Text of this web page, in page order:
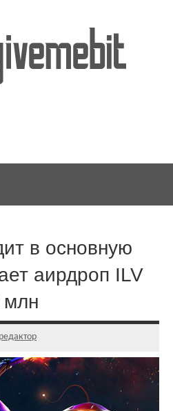
в основную
аирдроп ILV
млн